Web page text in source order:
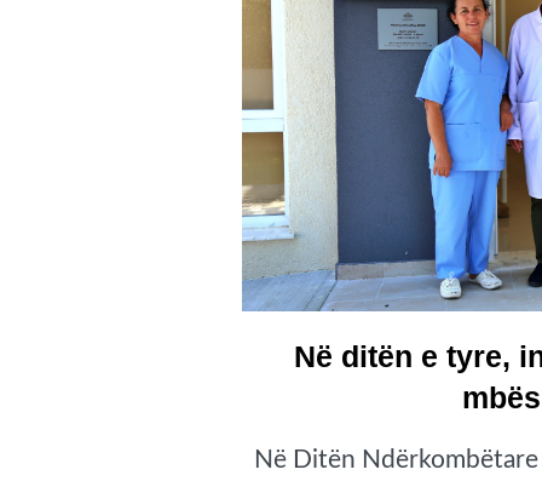
Në ditën e tyre,
Në Ditën